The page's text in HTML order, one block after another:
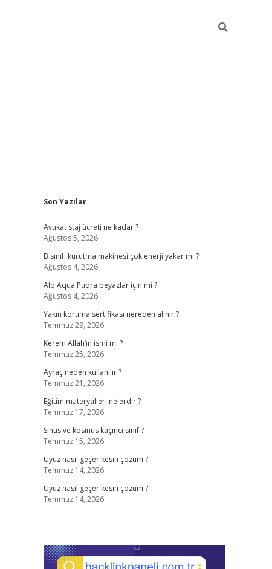
Sidebar
Son Yazılar
Avukat staj ücreti ne kadar ?
Ağustos 5, 2026
B sınıfı kurutma makinesi çok enerji yakar mı ?
Ağustos 4, 2026
Alo Aqua Pudra beyazlar için mi ?
Ağustos 4, 2026
Yakın koruma sertifikası nereden alınır ?
Temmuz 29, 2026
Kerem Allah’ın ismi mi ?
Temmuz 25, 2026
Ayraç neden kullanılır ?
Temmuz 21, 2026
Eğitim materyalleri nelerdir ?
Temmuz 17, 2026
Sinüs ve kosinüs kaçıncı sınıf ?
Temmuz 15, 2026
Uyuz nasıl geçer kesin çözüm ?
Temmuz 14, 2026
Uyuz nasıl geçer kesin çözüm ?
Temmuz 14, 2026